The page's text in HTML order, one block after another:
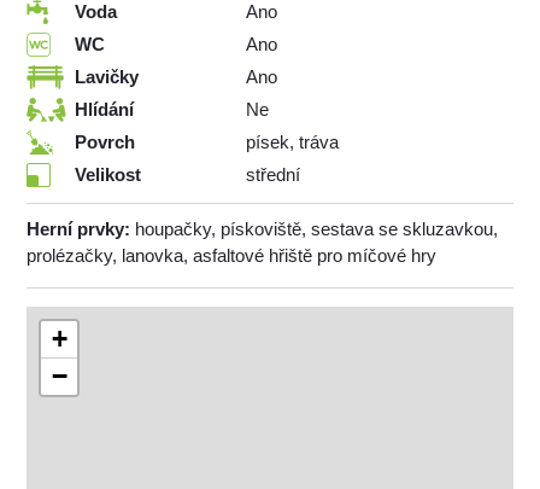
Voda
Ano
WC
Ano
Lavičky
Ano
Hlídání
Ne
Povrch
písek, tráva
Velikost
střední
Herní prvky: houpačky, pískoviště, sestava se skluzavkou,
prolézačky, lanovka, asfaltové hřiště pro míčové hry
+
−